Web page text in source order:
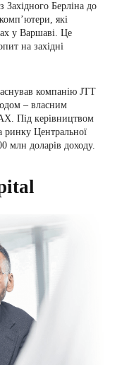
Західного Берліна до
які
у Варшаві. Це
на західні
компанію JTT
– власним
Під керівництвом
ринку Центральної
млн доларів доходу.